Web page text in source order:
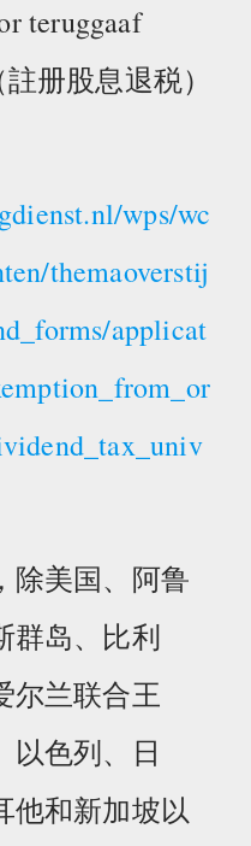
teruggaaf
册股息退税）
wps/wc
themaoverstij
applicat
除美国、阿鲁
群岛、比利
尔兰联合王
以色列、日
他和新加坡以